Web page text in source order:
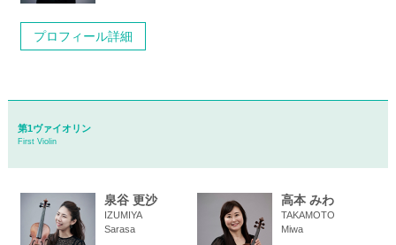
プロフィール詳細
第1ヴァイオリン
First Violin
泉谷 更沙
IZUMIYA
Sarasa
高本 みわ
TAKAMOTO
Miwa